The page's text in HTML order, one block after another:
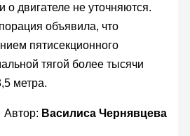
о двигателе не уточняются.
объявила, что
пятисекционного
тягой более тысячи
метра.
Автор: Василиса Чернявцева